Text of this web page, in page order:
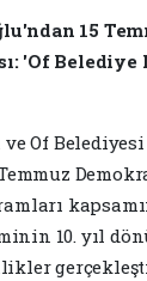
15
'Of Belediye
ve Of
10. yıl